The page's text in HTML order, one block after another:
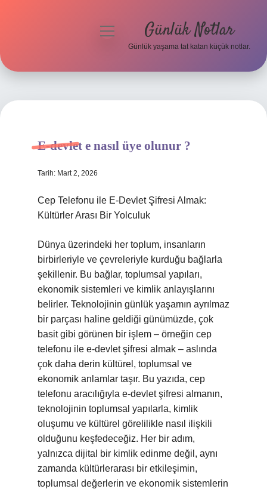
Hakkımızda
menüyü
Günlük Notlar
Günlük yaşama tat katan küçük notlar.
E-devlet e nasıl üye olunur ?
Tarih: Mart 2, 2026
Cep Telefonu ile E-Devlet Şifresi Almak:
Kültürler Arası Bir Yolculuk
Dünya üzerindeki her toplum, insanların
birbirleriyle ve çevreleriyle kurduğu bağlarla
şekillenir. Bu bağlar, toplumsal yapıları,
ekonomik sistemleri ve kimlik anlayışlarını
belirler. Teknolojinin günlük yaşamın ayrılmaz
bir parçası haline geldiği günümüzde, çok
basit gibi görünen bir işlem – örneğin cep
telefonu ile e-devlet şifresi almak – aslında
çok daha derin kültürel, toplumsal ve
ekonomik anlamlar taşır. Bu yazıda, cep
telefonu aracılığıyla e-devlet şifresi almanın,
teknolojinin toplumsal yapılarla, kimlik
oluşumu ve kültürel görelilikle nasıl ilişkili
olduğunu keşfedeceğiz. Her bir adım,
yalnızca dijital bir kimlik edinme değil, aynı
zamanda kültürlerarası bir etkileşimin,
toplumsal değerlerin ve ekonomik sistemlerin